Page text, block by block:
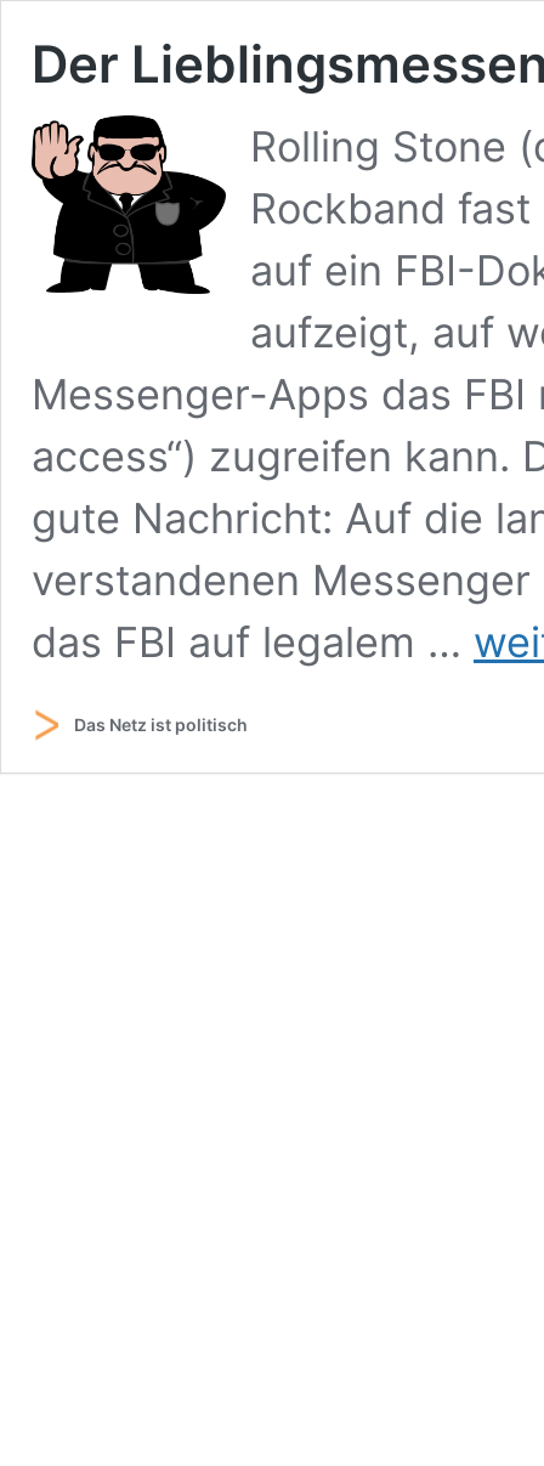
Der
Rolling Stone
Rockband
auf ein FBI-
aufzeigt, auf
Messenger-Apps das
access“) zugreifen kann.
gute Nachricht: Auf die
verstandenen
das FBI auf legalem …
Das Netz ist politisch